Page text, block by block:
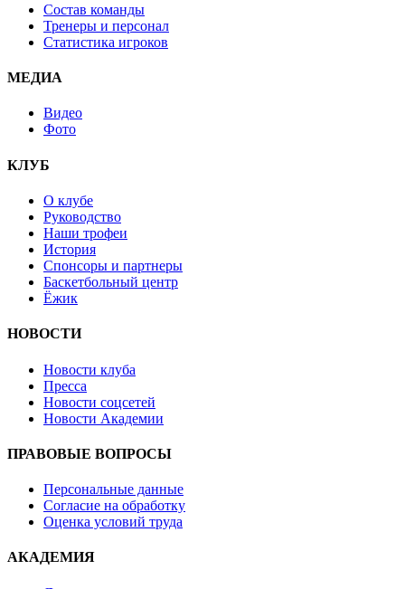
Состав команды
Тренеры и персонал
Статистика игроков
МЕДИА
Видео
Фото
КЛУБ
О клубе
Руководство
Наши трофеи
История
Спонсоры и партнеры
Баскетбольный центр
Ёжик
НОВОСТИ
Новости клуба
Пресса
Новости соцсетей
Новости Академии
ПРАВОВЫЕ ВОПРОСЫ
Персональные данные
Согласие на обработку
Оценка условий труда
АКАДЕМИЯ